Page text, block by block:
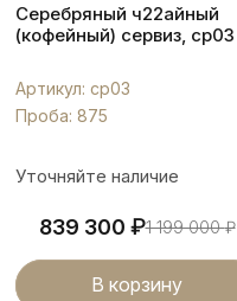
Серебряный ч22айный
(кофейный) сервиз, ср03
Артикул: ср03
Проба: 875
Уточняйте наличие
839 300 ₽1 199 000₽
В корзину